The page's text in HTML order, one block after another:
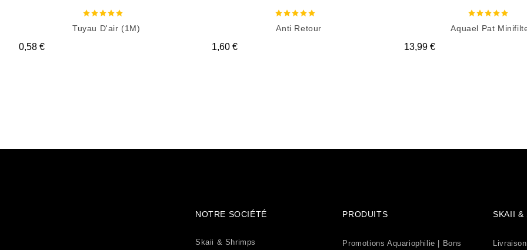
Tuyau D'air (1M)
Prix
0,58 €
Anti Retour
Prix
1,60 €
Aquael Pat
Prix
13,99 €
NOTRE SOCIÉTÉ
Skaii & Shrimps
PRODUITS
Promotions Aquariophilie | Bons
SKAII &
Livraison